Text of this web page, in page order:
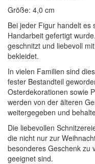
Größe: 4,0 cm
Bei jeder Figur handelt es
Handarbeit gefertigt
geschnitzt und liebevoll
bekleidet.
In vielen Familien sind
fester Bestandteil
Osterdekorationen sowie
werden von der älteren
weitergegeben und
Die liebevollen
die nicht nur zur
besonderes Geschenk zu
geeignet sind.